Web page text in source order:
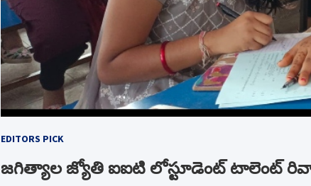
EDITORS PICK
జగిత్యాల జ్యోతి ఐఐటి లోస్టూడెంట్ టాలెంట్